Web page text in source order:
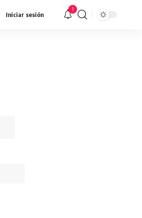
Iniciar sesión
1